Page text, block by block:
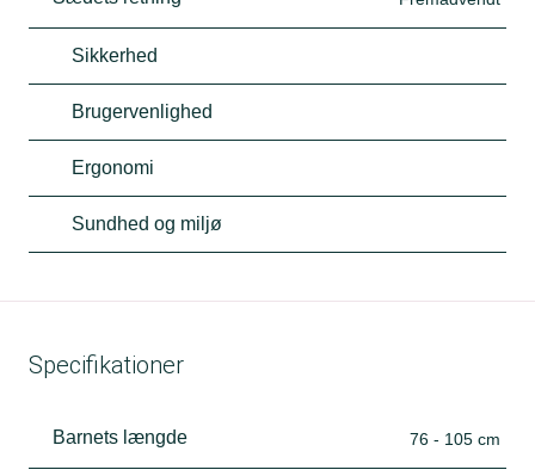
Sikkerhed
Brugervenlighed
Ergonomi
Sundhed og miljø
Specifikationer
Barnets længde 76 - 105 cm